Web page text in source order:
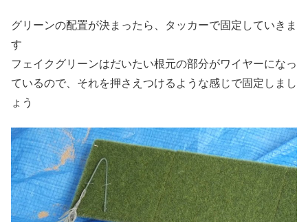
グリーンの配置が決まったら、タッカーで固定していきま
す
フェイクグリーンはだいたい根元の部分がワイヤーになっ
ているので、それを押さえつけるような感じで固定しまし
ょう